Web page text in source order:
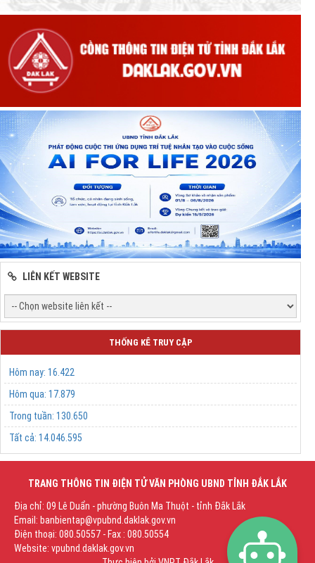
LIÊN KẾT WEBSITE
THỐNG KÊ TRUY CẬP
Hôm nay: 16.422
Hôm qua: 17.879
Trong tuần: 130.650
Tất cả: 14.046.595
TRANG THÔNG TIN ĐIỆN TỬ VĂN PHÒNG UBND TỈNH ĐẮK LẮK
Địa chỉ: 09 Lê Duẩn - phường Buôn Ma Thuột - tỉnh Đắk Lắk
Email: banbientap@vpubnd.daklak.gov.vn
Điện thoại: 080.50557 - Fax : 080.50554
Website: vpubnd.daklak.gov.vn